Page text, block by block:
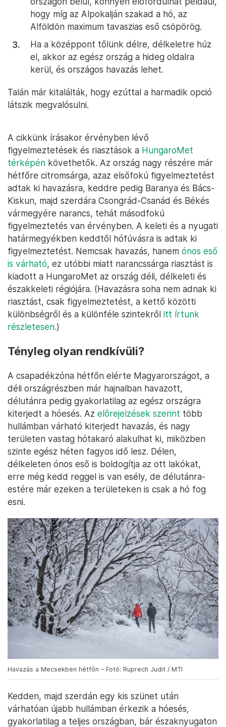
hogy míg az Alpokalján szakad a hó, az
Alföldön maximum tavaszias eső csöpörög.
Ha a középpont tőlünk délre, délkeletre húz
el, akkor az egész ország a hideg oldalra
kerül, és országos havazás lehet.
Talán már kitalálták, hogy ezúttal a harmadik opció
látszik megvalósulni.
A cikkünk írásakor érvényben lévő
figyelmeztetések és riasztások a HungaroMet
térképén követhetők. Az ország nagy részére már
hétfőre citromsárga, azaz elsőfokú figyelmeztetést
adtak ki havazásra, keddre pedig Baranya és Bács-
Kiskun, majd szerdára Csongrád-Csanád és Békés
vármegyére narancs, tehát másodfokú
figyelmeztetés van érvényben. A keleti és a nyugati
határmegyékben keddtől hófúvásra is adtak ki
figyelmeztetést. Nemcsak havazás, hanem ónos eső
is várható, ez utóbbi miatt narancssárga riasztást is
kiadott a HungaroMet az ország déli, délkeleti és
északkeleti régiójára. (Havazásra soha nem adnak ki
riasztást, csak figyelmeztetést, a kettő közötti
különbségről és a különféle szintekről itt írtunk
részletesen.)
Tényleg olyan rendkívüli?
A csapadékzóna hétfőn elérte Magyarországot, a
déli országrészben már hajnalban havazott,
délutánra pedig gyakorlatilag az egész országra
kiterjedt a hóesés. Az előrejelzések szerint több
hullámban várható kiterjedt havazás, és nagy
területen vastag hótakaró alakulhat ki, miközben
szinte egész héten fagyos idő lesz. Délen,
délkeleten ónos eső is boldogítja az ott lakókat,
erre még kedd reggel is van esély, de délutánra-
estére már ezeken a területeken is csak a hó fog
esni.
Havazás a Mecsekben hétfőn – Fotó: Ruprech Judit / MTI
Kedden, majd szerdán egy kis szünet után
várhatóan újabb hullámban érkezik a hóesés,
gyakorlatilag a teljes országban, bár északnyugaton